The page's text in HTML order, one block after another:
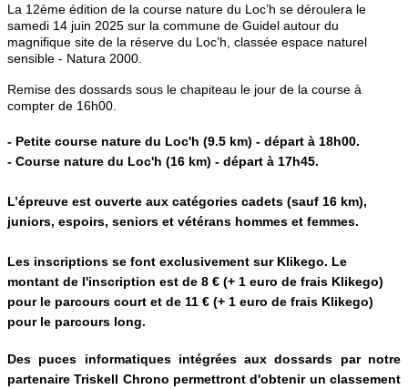
La 12ème édition de la course nature du Loc’h se déroulera le
samedi 14 juin 2025 sur la commune de Guidel autour du
magnifique site de la réserve du Loc’h, classée espace naturel
sensible - Natura 2000.
Remise des dossards sous le chapiteau le jour de la course à
compter de 16h00.
- Petite course nature du Loc'h (9.5 km) - départ à 18h00.
- Course nature du Loc'h (16 km) - départ à 17h45.
L’épreuve est ouverte aux catégories cadets (sauf 16 km),
juniors, espoirs, seniors et vétérans hommes et femmes.
Les inscriptions se font exclusivement sur Klikego. Le
montant de l'inscription est de 8 € (+ 1 euro de frais Klikego)
pour le parcours court et de 11 € (+ 1 euro de frais Klikego)
pour le parcours long.
Des puces informatiques intégrées aux dossards par notre
partenaire Triskell Chrono permettront d'obtenir un classement